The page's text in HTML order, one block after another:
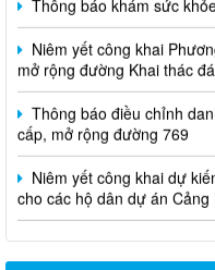
Niêm yết công khai
mở rộng đường Khai thác
Thông báo điều chỉnh
cấp, mở rộng đường 769
Niêm yết công khai dự
cho các hộ dân dự án